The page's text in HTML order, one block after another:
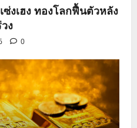
งเฮง ทองโลกฟื้นตัวหลัง
ง
0